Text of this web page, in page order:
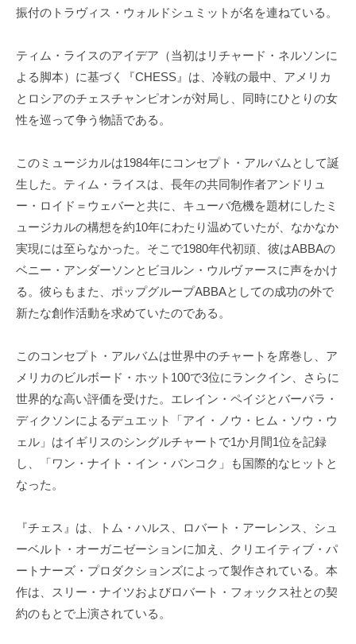
振付のトラヴィス・ウォルドシュミットが名を連ねている。
ティム・ライスのアイデア（当初はリチャード・ネルソンに
よる脚本）に基づく『CHESS』は、冷戦の最中、アメリカ
とロシアのチェスチャンピオンが対局し、同時にひとりの女
性を巡って争う物語である。
このミュージカルは1984年にコンセプト・アルバムとして誕
生した。ティム・ライスは、長年の共同制作者アンドリュ
ー・ロイド＝ウェバーと共に、キューバ危機を題材にしたミ
ュージカルの構想を約10年にわたり温めていたが、なかなか
実現には至らなかった。そこで1980年代初頭、彼はABBAの
ベニー・アンダーソンとビヨルン・ウルヴァースに声をかけ
る。彼らもまた、ポップグループABBAとしての成功の外で
新たな創作活動を求めていたのである。
このコンセプト・アルバムは世界中のチャートを席巻し、ア
メリカのビルボード・ホット100で3位にランクイン、さらに
世界的な高い評価を受けた。エレイン・ペイジとバーバラ・
ディクソンによるデュエット「アイ・ノウ・ヒム・ソウ・ウ
ェル」はイギリスのシングルチャートで1か月間1位を記録
し、「ワン・ナイト・イン・バンコク」も国際的なヒットと
なった。
『チェス』は、トム・ハルス、ロバート・アーレンス、シュ
ーベルト・オーガニゼーションに加え、クリエイティブ・パ
ートナーズ・プロダクションズによって製作されている。本
作は、スリー・ナイツおよびロバート・フォックス社との契
約のもとで上演されている。